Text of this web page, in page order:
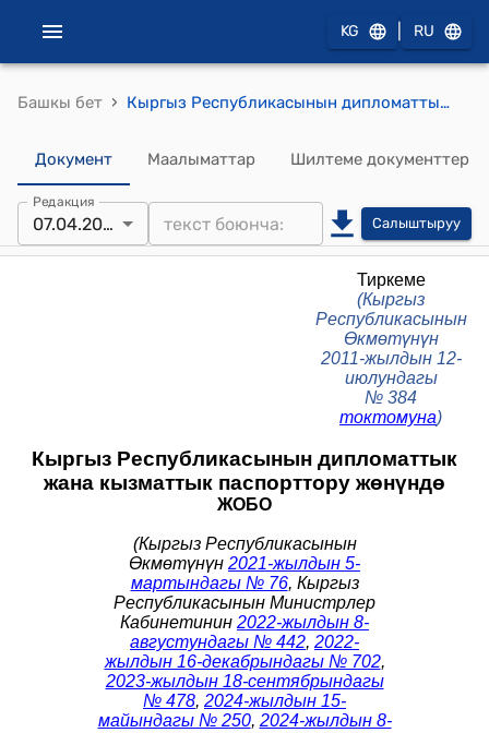
KG RU
Башкы бет › Кыргыз Республикасынын дипломаттык жана кызматтык паспорттору жөнүндө (Кыргыз Республикасынын Өкмөтүнүн 2011-жылдын 12-июлундагы №384 токтому менен бекитилген) жобосу
Документ Маалыматтар Шилтеме документтер
Редакция
07.04.2025 Салыштыруу